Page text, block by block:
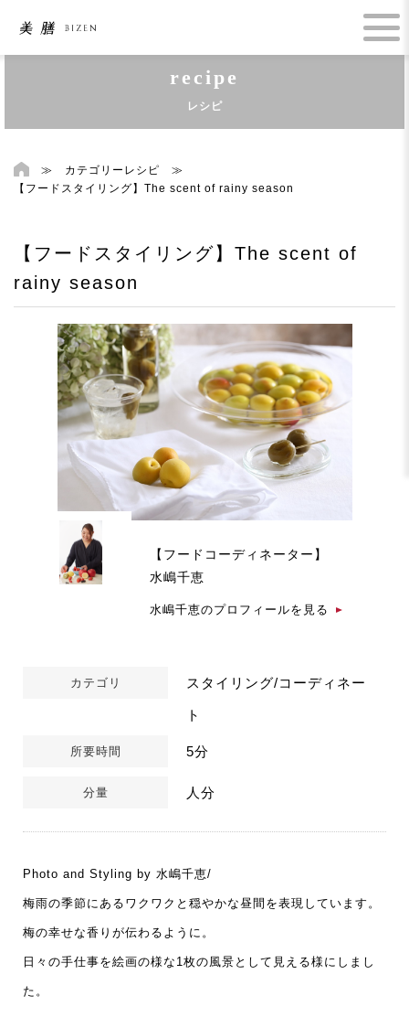
recipe
レシピ
≫ カテゴリーレシピ ≫
【フードスタイリング】The scent of rainy season
【フードスタイリング】The scent of
rainy season
【フードコーディネーター】
水嶋千恵
水嶋千恵のプロフィールを見る
カテゴリ スタイリング/コーディネー
ト
所要時間 5分
分量 人分
Photo and Styling by 水嶋千恵/
梅雨の季節にあるワクワクと穏やかな昼間を表現しています。
梅の幸せな香りが伝わるように。
日々の手仕事を絵画の様な1枚の風景として見える様にしまし
た。